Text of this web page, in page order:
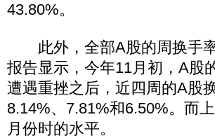
43.80%。
此外，全部A股的周换手率
报告显示，今年11月初，A股
遭遇重挫之后，近四周的A股
8.14%、7.81%和6.50%。而
月份时的水平。